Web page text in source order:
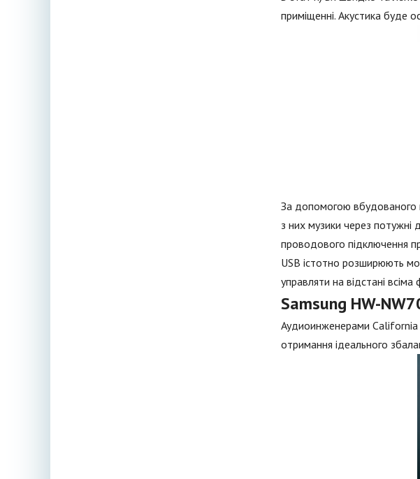
приміщенні. Акустика буде
За допомогою
з них музики через потужні
проводового підключення
USB істотно розширюють
управляти на відстані
Samsung HW-
Аудиоинженерами California
отримання ідеального